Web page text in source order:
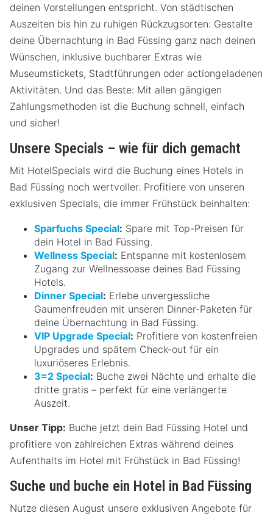
deinen Vorstellungen entspricht. Von städtischen
Auszeiten bis hin zu ruhigen Rückzugsorten: Gestalte
deine Übernachtung in Bad Füssing ganz nach deinen
Wünschen, inklusive buchbarer Extras wie
Museumstickets, Stadtführungen oder actiongeladenen
Aktivitäten. Und das Beste: Mit allen gängigen
Zahlungsmethoden ist die Buchung schnell, einfach
und sicher!
Unsere Specials – wie für dich gemacht
Mit HotelSpecials wird die Buchung eines Hotels in
Bad Füssing noch wertvoller. Profitiere von unseren
exklusiven Specials, die immer Frühstück beinhalten:
Sparfuchs Special: Spare mit Top-Preisen für
dein Hotel in Bad Füssing.
Wellness Special: Entspanne mit kostenlosem
Zugang zur Wellnessoase deines Bad Füssing
Hotels.
Dinner Special: Erlebe unvergessliche
Gaumenfreuden mit unseren Dinner-Paketen für
deine Übernachtung in Bad Füssing.
VIP Upgrade Special: Profitiere von kostenfreien
Upgrades und spätem Check-out für ein
luxuriöseres Erlebnis.
3=2 Special: Buche zwei Nächte und erhalte die
dritte gratis – perfekt für eine verlängerte
Auszeit.
Unser Tipp: Buche jetzt dein Bad Füssing Hotel und
profitiere von zahlreichen Extras während deines
Aufenthalts im Hotel mit Frühstück in Bad Füssing!
Suche und buche ein Hotel in Bad Füssing
Nutze diesen August unsere exklusiven Angebote für